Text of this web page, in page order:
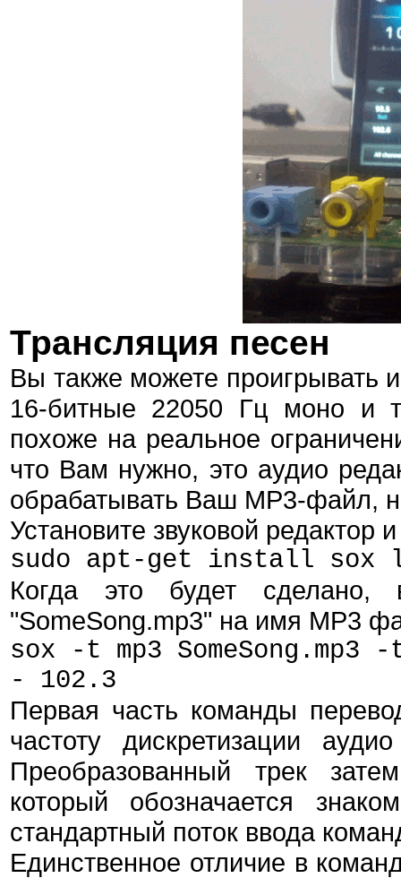
Трансляция песен
Вы также можете проигрывать
16-битные 22050 Гц моно и
похоже на реальное
что Вам нужно, это аудио
обрабатывать Ваш MP3-файл,
Установите звуковой
sudo apt-get install sox
Когда это будет сделано,
"SomeSong.mp3" на имя MP3
sox -t mp3
- 102.3
Первая часть команды
частоту дискретизации
Преобразованный трек
который обозначается
стандартный поток ввода
Единственное отличие в